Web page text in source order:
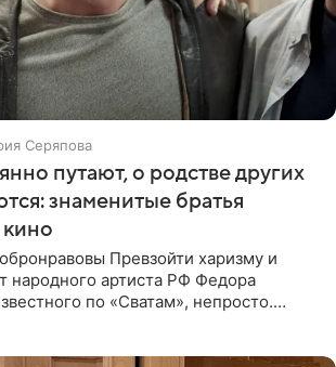
Серяпова
путают, о родстве других
знаменитые братья
Превзойти харизму и
народного артиста РФ Федора
по «Сватам», непросто.